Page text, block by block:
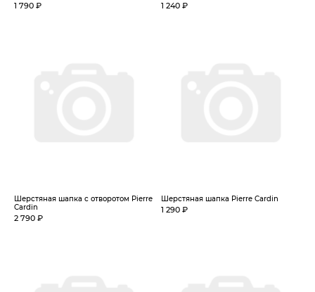
1 790 ₽ 1 240 ₽
Шерстяная шапка с отворотом Pierre
Cardin
2 790 ₽
Шерстяная шапка Pierre Cardin
1 290 ₽